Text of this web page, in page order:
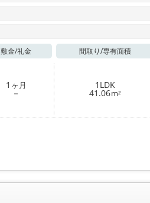
敷金/礼金 間取り/専有面積
1 ヶ月
－
1LDK
41.06m²